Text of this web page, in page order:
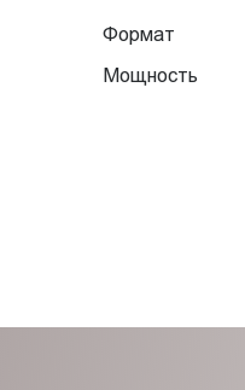
Формат
Мощность